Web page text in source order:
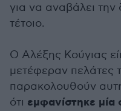
για να αναβάλει την
τέτοιο.
Ο Αλέξης Κούγιας
μετέφεραν πελάτες
παρακολουθούν
ότι εμφανίστηκε